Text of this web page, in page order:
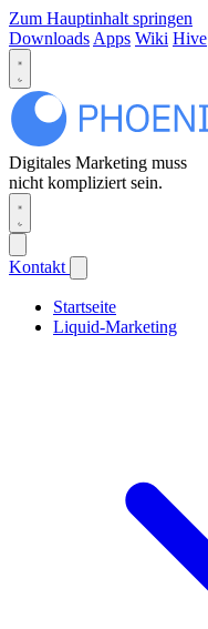
Zum Hauptinhalt springen
Downloads Apps Wiki Hive
Digitales Marketing muss
nicht kompliziert sein.
Kontakt
Startseite
Liquid-Marketing